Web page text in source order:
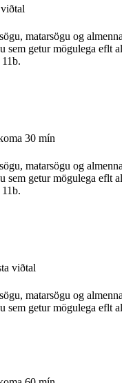
matarsögu og
sem getur mögulega eflt
30 mín
matarsögu og
sem getur mögulega eflt
viðtal
matarsögu og
sem getur mögulega eflt